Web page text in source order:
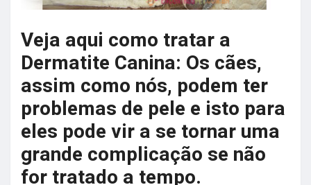
Veja aqui como tratar a
Dermatite Canina: Os cães,
assim como nós, podem ter
problemas de pele e isto para
eles pode vir a se tornar uma
grande complicação se não
for tratado a tempo.